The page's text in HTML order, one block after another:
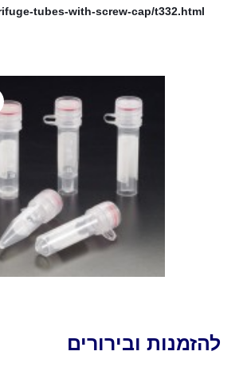
tubes-with-screw-cap/t332.html
להזמנות ובירורים